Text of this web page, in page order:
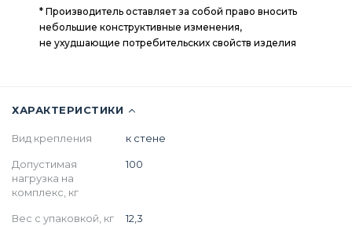
* Производитель оставляет за собой право вносить
небольшие конструктивные изменения,
не ухудшающие потребительских свойств изделия
ХАРАКТЕРИСТИКИ
Вид крепления к стене
Допустимая
нагрузка на
комплекс, кг
100
Вес с упаковкой, кг 12,3